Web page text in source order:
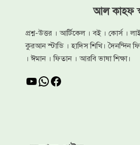
আল কাহফ
প্রশ্ন-উত্তর । আর্টিকেল । বই । কোর্স ।
কুরআন স্টাডি । হাদিস শিখি। দৈনন্দিন
। ঈমান । ফিতান । আরবি ভাষা শিক্ষা।
YouTube
WhatsApp
Facebook